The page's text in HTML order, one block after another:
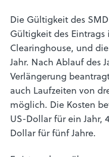
Die Gültigkeit des
Gültigkeit des Eintrags
Clearinghouse, und
Jahr. Nach Ablauf des
Verlängerung
auch Laufzeiten von
möglich. Die Kosten
US-Dollar für ein Jahr,
Dollar für fünf Jahre.